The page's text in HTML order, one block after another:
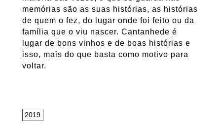
memórias são as suas histórias, as histórias
de quem o fez, do lugar onde foi feito ou da
família que o viu nascer. Cantanhede é
lugar de bons vinhos e de boas histórias e
isso, mais do que basta como motivo para
voltar.
2019